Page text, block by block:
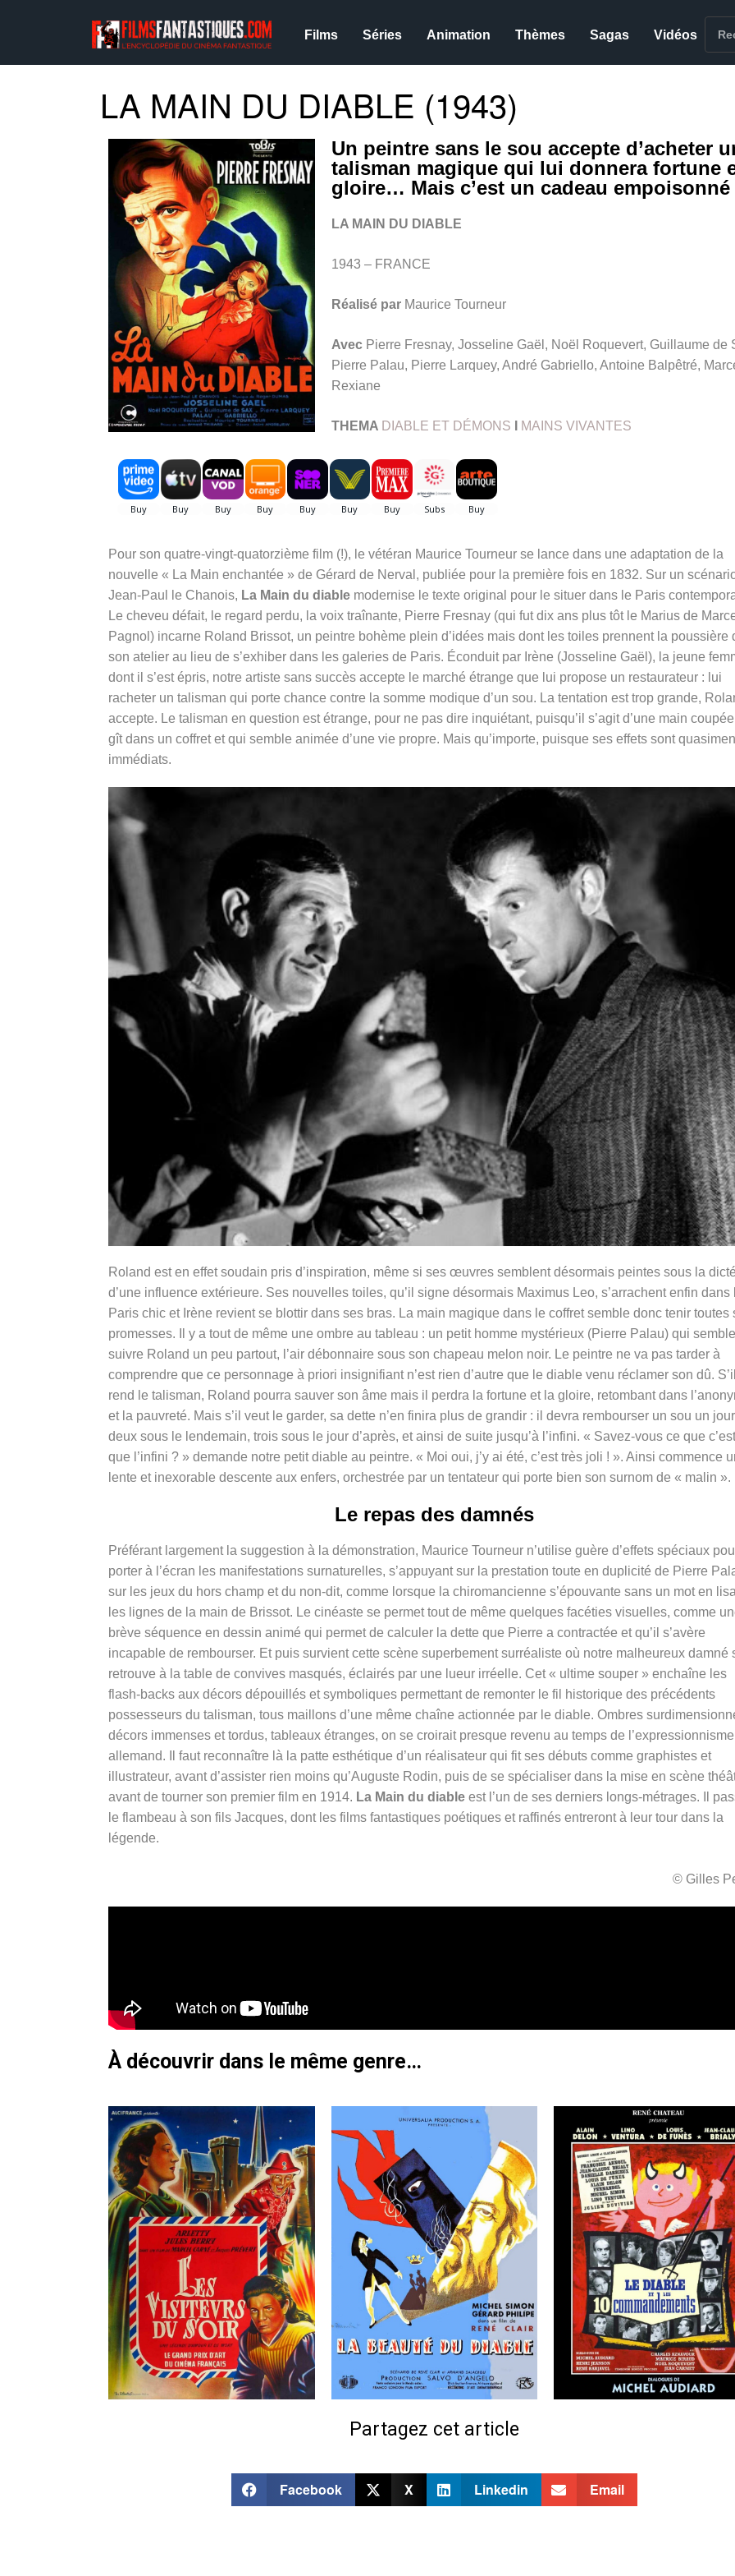
Films Séries Animation Thèmes Sagas Vidéos
LA MAIN DU DIABLE (1943)
Un peintre sans le sou accepte d’acheter
talisman magique qui lui donnera fortune
gloire… Mais c’est un cadeau empoisonné
LA MAIN DU DIABLE
1943 – FRANCE
Réalisé par Maurice Tourneur
Avec Pierre Fresnay, Josseline Gaël, Noël Roquevert, Guillaume de
Pierre Palau, Pierre Larquey, André Gabriello, Antoine Balpêtré,
Rexiane
THEMA DIABLE ET DÉMONS MAINS VIVANTES
Pour son quatre-vingt-quatorzième film (!), le vétéran Maurice Tourneur se lance dans une adaptation de la
nouvelle « La Main enchantée » de Gérard de Nerval, publiée pour la première fois en 1832. Sur un
Jean-Paul le Chanois, La Main du diable modernise le texte original pour le situer dans le Paris
Le cheveu défait, le regard perdu, la voix traînante, Pierre Fresnay (qui fut dix ans plus tôt le Marius de
Pagnol) incarne Roland Brissot, un peintre bohème plein d’idées mais dont les toiles prennent la poussière
son atelier au lieu de s’exhiber dans les galeries de Paris. Éconduit par Irène (Josseline Gaël), la jeune
dont il s’est épris, notre artiste sans succès accepte le marché étrange que lui propose un restaurateur : lui
racheter un talisman qui porte chance contre la somme modique d’un sou. La tentation est trop grande,
accepte. Le talisman en question est étrange, pour ne pas dire inquiétant, puisqu’il s’agit d’une main
gît dans un coffret et qui semble animée d’une vie propre. Mais qu’importe, puisque ses effets sont
immédiats.
Roland est en effet soudain pris d’inspiration, même si ses œuvres semblent désormais peintes sous la
d’une influence extérieure. Ses nouvelles toiles, qu’il signe désormais Maximus Leo, s’arrachent enfin dans
Paris chic et Irène revient se blottir dans ses bras. La main magique dans le coffret semble donc tenir toutes
promesses. Il y a tout de même une ombre au tableau : un petit homme mystérieux (Pierre Palau) qui semble
suivre Roland un peu partout, l’air débonnaire sous son chapeau melon noir. Le peintre ne va pas tarder à
comprendre que ce personnage à priori insignifiant n’est rien d’autre que le diable venu réclamer son dû.
rend le talisman, Roland pourra sauver son âme mais il perdra la fortune et la gloire, retombant dans
et la pauvreté. Mais s’il veut le garder, sa dette n’en finira plus de grandir : il devra rembourser un sou un
deux sous le lendemain, trois sous le jour d’après, et ainsi de suite jusqu’à l’infini. « Savez-vous ce que c’est
que l’infini ? » demande notre petit diable au peintre. « Moi oui, j’y ai été, c’est très joli ! ». Ainsi commence
lente et inexorable descente aux enfers, orchestrée par un tentateur qui porte bien son surnom de « malin ».
Le repas des damnés
Préférant largement la suggestion à la démonstration, Maurice Tourneur n’utilise guère d’effets spéciaux
porter à l’écran les manifestations surnaturelles, s’appuyant sur la prestation toute en duplicité de Pierre
sur les jeux du hors champ et du non-dit, comme lorsque la chiromancienne s’épouvante sans un mot en
les lignes de la main de Brissot. Le cinéaste se permet tout de même quelques facéties visuelles, comme
brève séquence en dessin animé qui permet de calculer la dette que Pierre a contractée et qu’il s’avère
incapable de rembourser. Et puis survient cette scène superbement surréaliste où notre malheureux damné
retrouve à la table de convives masqués, éclairés par une lueur irréelle. Cet « ultime souper » enchaîne les
flash-backs aux décors dépouillés et symboliques permettant de remonter le fil historique des précédents
possesseurs du talisman, tous maillons d’une même chaîne actionnée par le diable. Ombres
décors immenses et tordus, tableaux étranges, on se croirait presque revenu au temps de l’expressionnisme
allemand. Il faut reconnaître là la patte esthétique d’un réalisateur qui fit ses débuts comme graphistes et
illustrateur, avant d’assister rien moins qu’Auguste Rodin, puis de se spécialiser dans la mise en scène
avant de tourner son premier film en 1914. La Main du diable est l’un de ses derniers longs-métrages. Il
le flambeau à son fils Jacques, dont les films fantastiques poétiques et raffinés entreront à leur tour dans la
légende.
© Gilles
À découvrir dans le même genre…
Partagez cet article
Facebook X Linkedin Email